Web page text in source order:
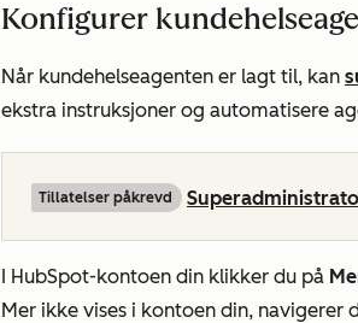
Konfigurer
Når kundehelseagenten er lagt til, kan
ekstra instruksjoner og automatisere
Tillatelser påkrevd
I HubSpot-kontoen din klikker du på
Mer ikke vises i kontoen din, navigerer